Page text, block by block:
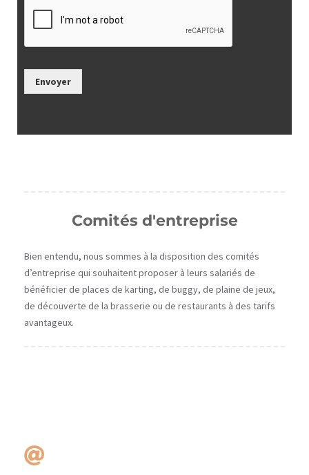
Envoyer
Comités d'entreprise
Bien entendu, nous sommes à la disposition des comités
d’entreprise qui souhaitent proposer à leurs salariés de
bénéficier de places de karting, de buggy, de plaine de jeux,
de découverte de la brasserie ou de restaurants à des tarifs
avantageux.